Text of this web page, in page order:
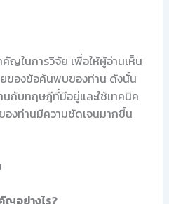
ญในการวิจัย เพื่อให้ผู้อ่านเห็น
ของข้อค้นพบของท่าน ดังนั้น
กับทฤษฎีที่มีอยู่และใช้เทคนิค
องท่านมีความชัดเจนมากขึ้น
ญอย่างไร?